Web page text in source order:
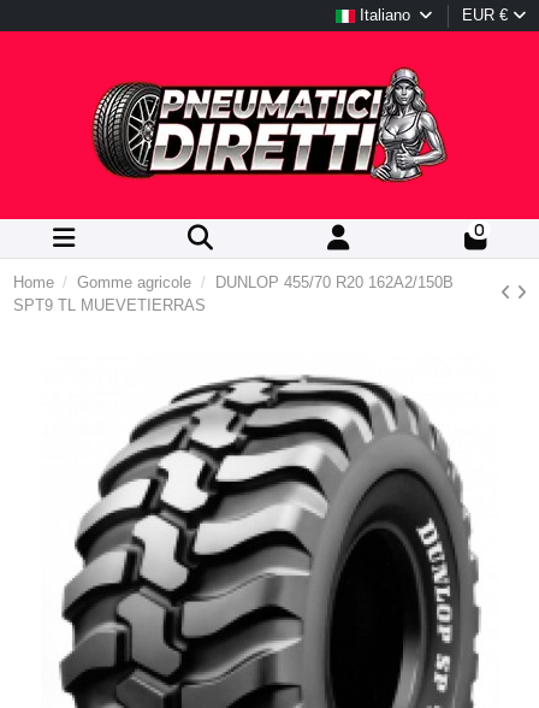
Italiano EUR €
0
Home Gomme agricole
DUNLOP 455/70 R20 162A2/150B
SPT9 TL MUEVETIERRAS